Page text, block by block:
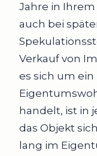
Jahre in
auch bei
Verkauf von
es sich um ein
handelt, ist in
das Objekt
lang im